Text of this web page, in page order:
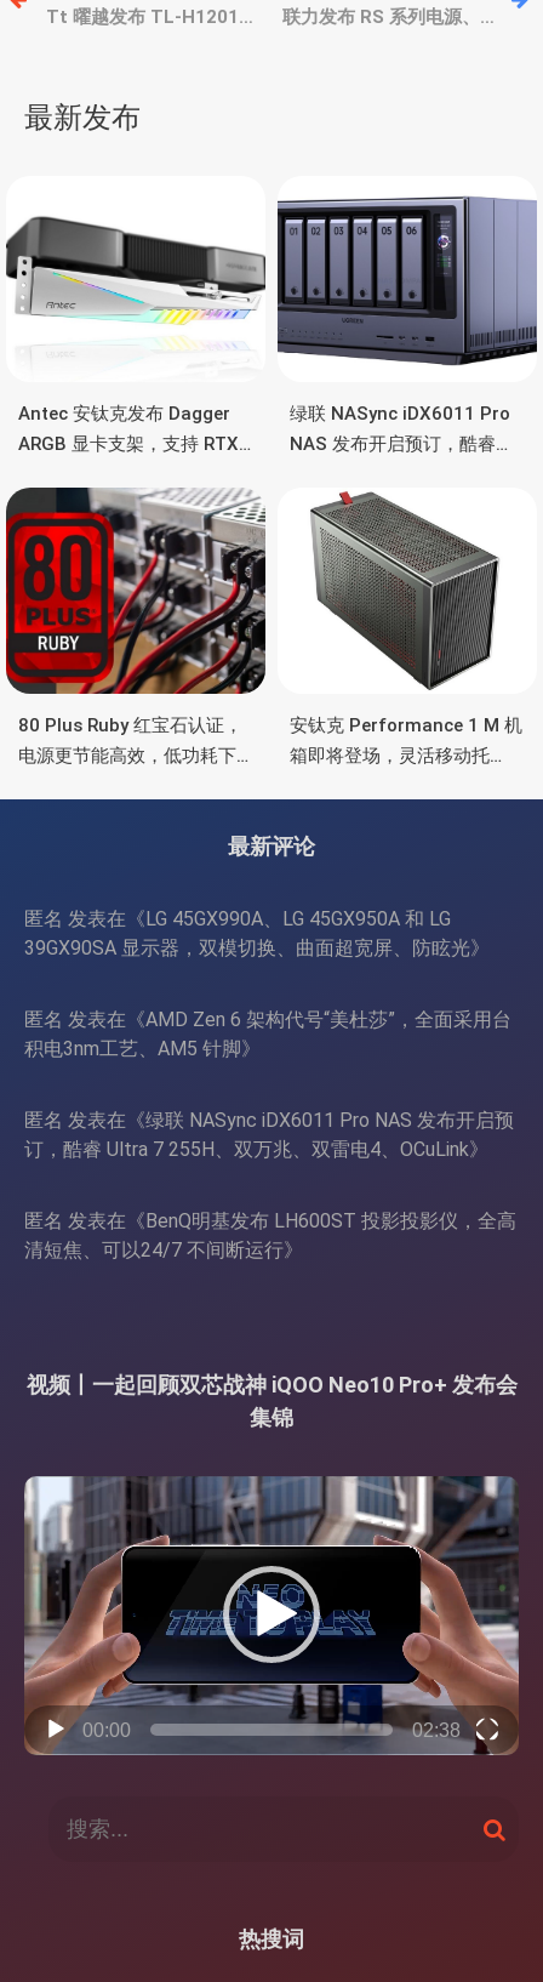
章
航
Tt 曜越发布 TL-H12015
联力发布 RS 系列电源、万
最新发布
Antec 安钛克发布 Dagger
ARGB 显卡支架，支持 RTX
绿联 NASync iDX6011 Pro
NAS 发布开启预订，酷睿
雷电4、OCuLink
80 Plus Ruby 红宝石认证，
电源更节能高效，低功耗下
安钛克 Performance 1 M 机
箱即将登场，灵活移动托
最新评论
匿名 发表在《LG 45GX990A、LG 45GX950A 和 LG
39GX90SA 显示器，双模切换、曲面超宽屏、防眩光》
匿名 发表在《AMD Zen 6 架构代号“美杜莎”，全面采用台
积电3nm工艺、AM5 针脚》
匿名 发表在《绿联 NASync iDX6011 Pro NAS 发布开启预
订，酷睿 Ultra 7 255H、双万兆、双雷电4、OCuLink》
匿名 发表在《BenQ明基发布 LH600ST 投影投影仪，全高
清短焦、可以24/7 不间断运行》
视频丨一起回顾双芯战神 iQOO Neo10 Pro+ 发布会
集锦
视
频
播
放
00:00 02:38
搜
索
热搜词